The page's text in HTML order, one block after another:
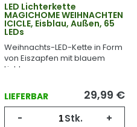
LED Lichterkette
MAGICHOME WEIHNACHTEN
ICICLE, Eisblau, Außen, 65
LEDs
Weihnachts-LED-Kette in Form
von Eiszapfen mit blauem
Licht.
LIEFERBAR 29,99 €
- Stk. +